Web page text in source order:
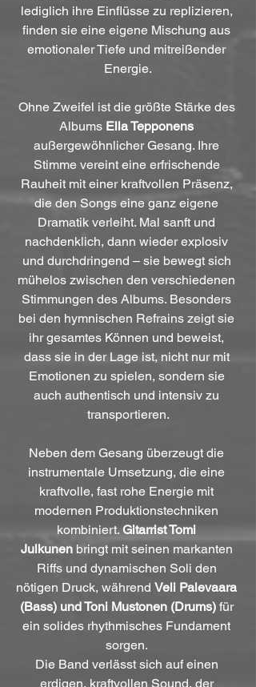
lediglich ihre Einflüsse zu replizieren,
finden sie eine eigene Mischung aus
emotionaler Tiefe und mitreißender
Energie.
Ohne Zweifel ist die größte Stärke des
Albums Ella Tepponens
außergewöhnlicher Gesang. Ihre
Stimme vereint eine erfrischende
Rauheit mit einer kraftvollen Präsenz,
die den Songs eine ganz eigene
Dramatik verleiht. Mal sanft und
nachdenklich, dann wieder explosiv
und durchdringend – sie bewegt sich
mühelos zwischen den verschiedenen
Stimmungen des Albums. Besonders
bei den hymnischen Refrains zeigt sie
ihr gesamtes Können und beweist,
dass sie in der Lage ist, nicht nur mit
Emotionen zu spielen, sondern sie
auch authentisch und intensiv zu
transportieren.
Neben dem Gesang überzeugt die
instrumentale Umsetzung, die eine
kraftvolle, fast rohe Energie mit
modernen Produktionstechniken
kombiniert. Gitarrist Tomi
Julkunen bringt mit seinen markanten
Riffs und dynamischen Soli den
nötigen Druck, während Veli Palevaara
(Bass) und Toni Mustonen (Drums) für
ein solides rhythmisches Fundament
sorgen.
Die Band verlässt sich auf einen
erdigen, kraftvollen Sound, der